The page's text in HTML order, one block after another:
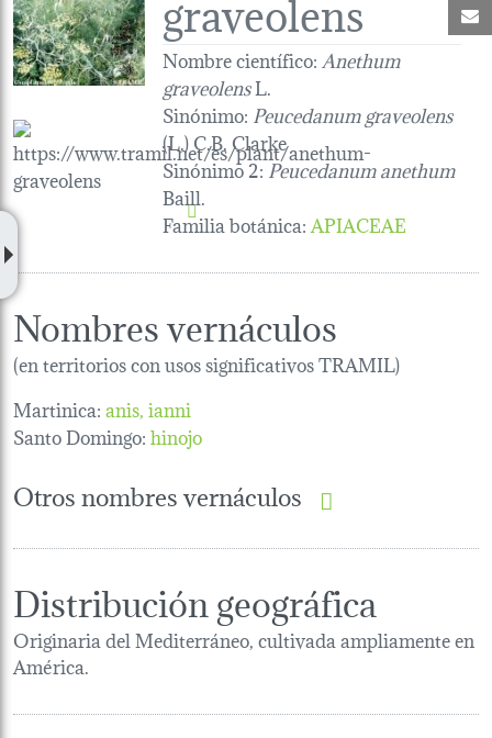
Nombre científico: Anethum
graveolensL.
Sinónimo: Peucedanum graveolens
(L.) C.B. Clarke
Sinónimo 2:Peucedanum anethum
Baill.
Familia botánica:APIACEAE
Nombres vernáculos
(en territorios con usos significativos TRAMIL)
Martinica:anis ianni
Santo Domingo:hinojo
Otros nombres vernáculos
Distribución geográfica
Originaria del Mediterráneo, cultivada ampliamente en
América.